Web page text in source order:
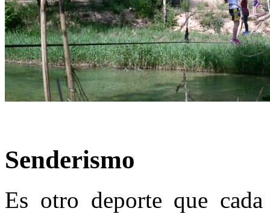
Senderismo
Es otro deporte que